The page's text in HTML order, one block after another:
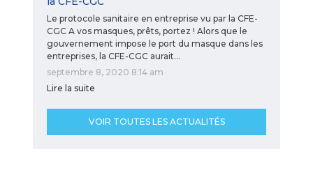
Le protocole sanitaire en entreprise vu par la CFE-
CGC A vos masques, prêts, portez ! Alors que le
gouvernement impose le port du masque dans les
entreprises, la CFE-CGC aurait…
septembre 8, 2020 8:14 am
Lire la suite
VOIR TOUTES LES ACTUALITÉS